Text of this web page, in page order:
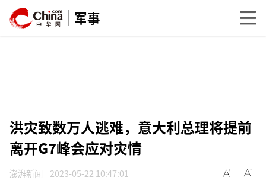
军事
洪灾致数万人逃难，意大利总理将提前
离开G7峰会应对灾情
澎湃新闻 2023-05-22 10:47:01